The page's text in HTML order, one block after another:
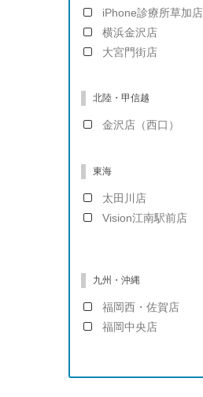
iPhone診療所草加店
横浜金沢店
大宮門街店
北陸・甲信越
金沢店（西口）
東海
太田川店
Vision江南駅前店
九州・沖縄
福岡西・佐賀店
福岡中央店